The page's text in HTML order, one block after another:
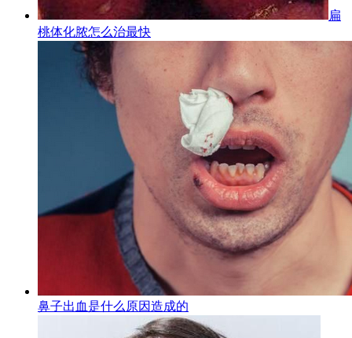
扁
桃体化脓怎么治最快
鼻子出血是什么原因造成的